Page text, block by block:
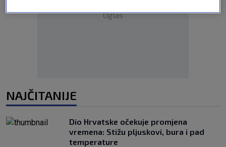
Oglas
NAJČITANIJE
Dio Hrvatske očekuje promjena
vremena: Stižu pljuskovi, bura i pad
temperature